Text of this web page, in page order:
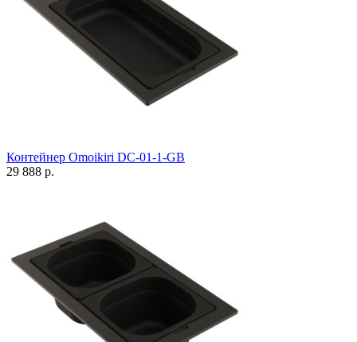
Контейнер Omoikiri DC-01-1-GB
29 888 р.